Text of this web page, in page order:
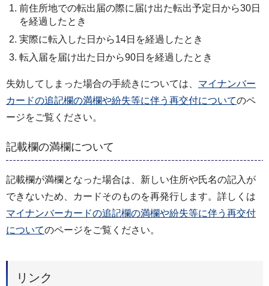
前住所地での転出届の際に届け出た転出予定日から30日
を経過したとき
実際に転入した日から14日を経過したとき
転入届を届け出た日から90日を経過したとき
失効してしまった場合の手続きについては、 マイナンバー
カードの追記欄の満欄や紛失等に伴う再交付についてのペ
ージをご覧ください。
記載欄の満欄について
記載欄が満欄となった場合は、新しい住所や氏名の記入が
できないため、カードそのものを再発行します。詳しくは
マイナンバーカードの追記欄の満欄や紛失等に伴う再交付
についてのページをご覧ください。
リンク